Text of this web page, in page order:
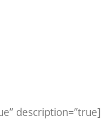
[gravityform id=”1″ title=”true” description=”true”]